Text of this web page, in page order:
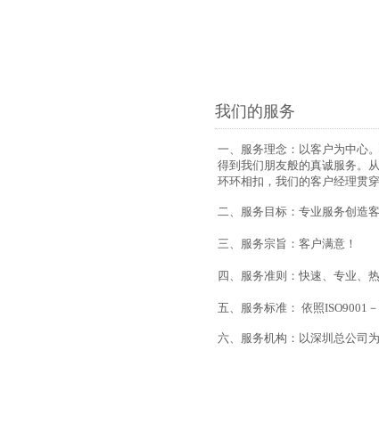
我们的服务
一、服务理念： 以客户为中心
得到我们朋友般的真诚服务。
环环相扣，我们的客 户经理贯
二、服务目标：专业服务创造客
三、服务宗旨：客户满意！
四、服务准则：快速、专业、热
五、服务标准： 依照ISO9001
六、服务机构： 以深圳总公司